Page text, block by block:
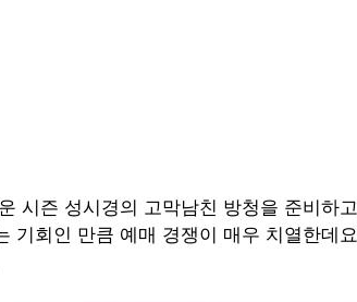
시즌 성시경의 고막남친 방청을 준비하
기회인 만큼 예매 경쟁이 매우 치열한데